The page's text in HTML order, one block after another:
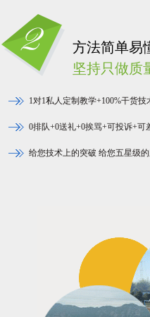
方法简单易
坚持只做质
1对1私人定制教学+100%干货技
0排队+0送礼+0挨骂+可投诉+可
给您技术上的突破 给您五星级